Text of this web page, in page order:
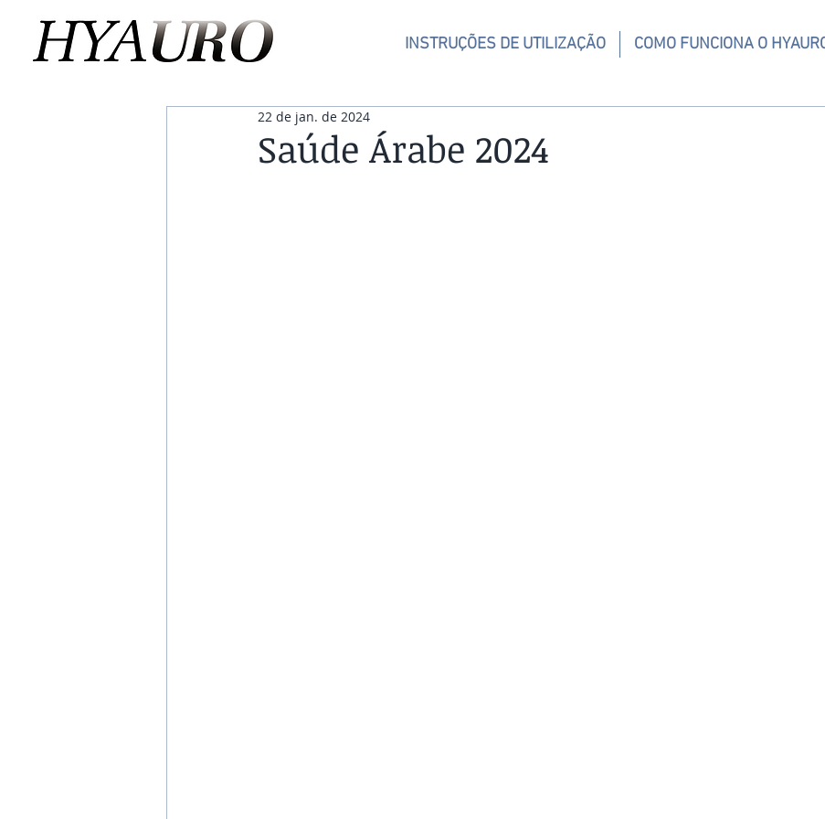
INSTRUÇÕES DE UTILIZAÇÃO COMO FUNCIONA O
Saúde Árabe 2024
22 de jan. de 2024